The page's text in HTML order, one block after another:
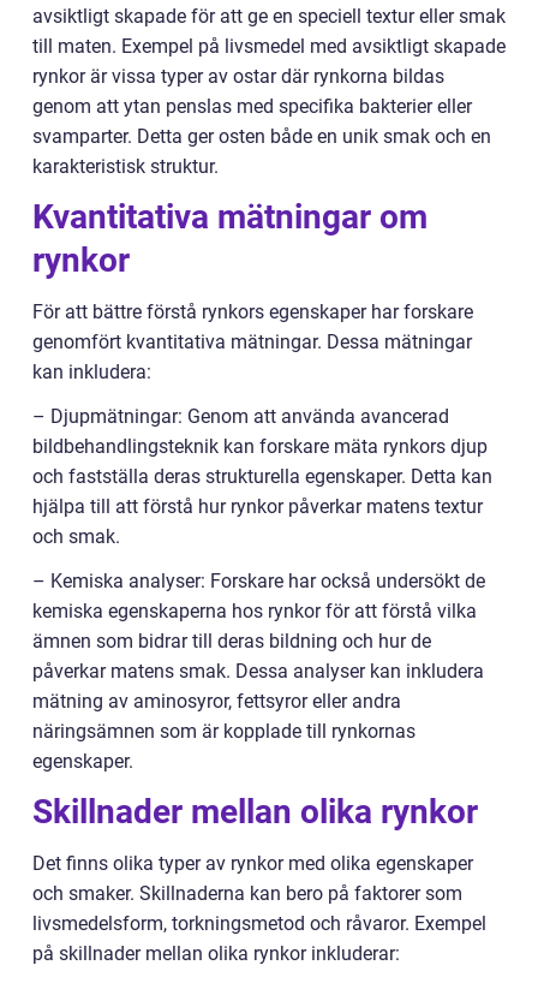
avsiktligt skapade för att ge en speciell textur eller smak
till maten. Exempel på livsmedel med avsiktligt skapade
rynkor är vissa typer av ostar där rynkorna bildas
genom att ytan penslas med specifika bakterier eller
svamparter. Detta ger osten både en unik smak och en
karakteristisk struktur.
Kvantitativa mätningar om
rynkor
För att bättre förstå rynkors egenskaper har forskare
genomfört kvantitativa mätningar. Dessa mätningar
kan inkludera:
– Djupmätningar: Genom att använda avancerad
bildbehandlingsteknik kan forskare mäta rynkors djup
och fastställa deras strukturella egenskaper. Detta kan
hjälpa till att förstå hur rynkor påverkar matens textur
och smak.
– Kemiska analyser: Forskare har också undersökt de
kemiska egenskaperna hos rynkor för att förstå vilka
ämnen som bidrar till deras bildning och hur de
påverkar matens smak. Dessa analyser kan inkludera
mätning av aminosyror, fettsyror eller andra
näringsämnen som är kopplade till rynkornas
egenskaper.
Skillnader mellan olika rynkor
Det finns olika typer av rynkor med olika egenskaper
och smaker. Skillnaderna kan bero på faktorer som
livsmedelsform, torkningsmetod och råvaror. Exempel
på skillnader mellan olika rynkor inkluderar: